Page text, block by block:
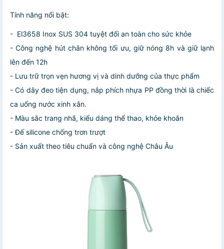
Tính năng nổi bật:
- El3658 Inox SUS 304 tuyệt đối an toàn cho sức khỏe
- Công nghệ hút chân không tối ưu, giữ nóng 8h và giữ lạnh
lên đến 12h
- Lưu trữ trọn vẹn hương vị và dinh dưỡng của thực phẩm
- Có dây đeo tiện dụng, nắp phích nhựa PP đồng thời là chiếc
ca uống nước xinh xắn.
- Màu sắc trang nhã, kiểu dáng thể thao, khỏe khoắn
- Đế silicone chống trơn trượt
- Sản xuất theo tiêu chuẩn và công nghệ Châu Âu